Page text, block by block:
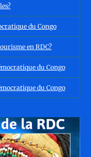
du Congo
en RDC?
du Congo
du Congo